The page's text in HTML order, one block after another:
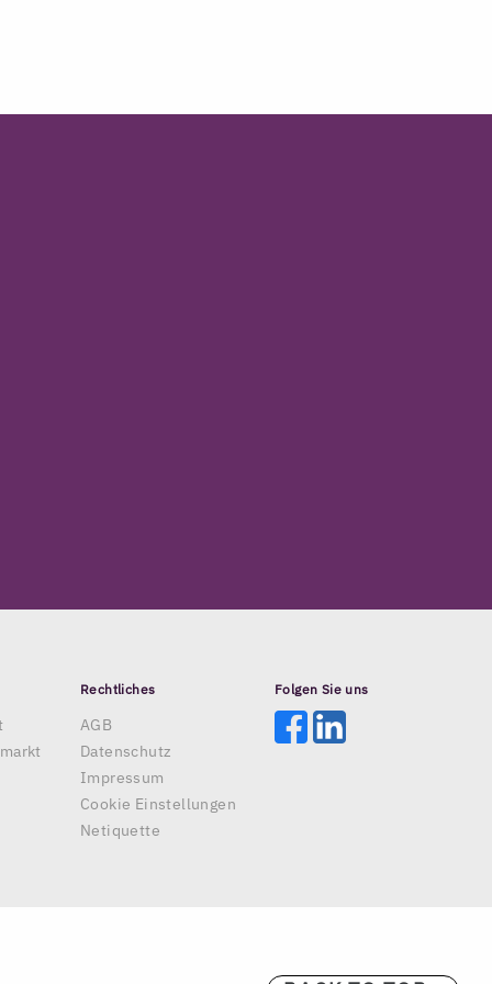
Rechtliches
AGB
Datenschutz
Impressum
Cookie Einstellungen
Netiquette
Folgen Sie uns